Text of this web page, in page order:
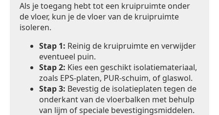
Als je toegang hebt tot een kruipruimte onder
de vloer, kun je de vloer van de kruipruimte
isoleren.
Stap 1: Reinig de kruipruimte en verwijder
eventueel puin.
Stap 2: Kies een geschikt isolatiemateriaal,
zoals EPS-platen, PUR-schuim, of glaswol.
Stap 3: Bevestig de isolatieplaten tegen de
onderkant van de vloerbalken met behulp
van lijm of speciale bevestigingsmiddelen.